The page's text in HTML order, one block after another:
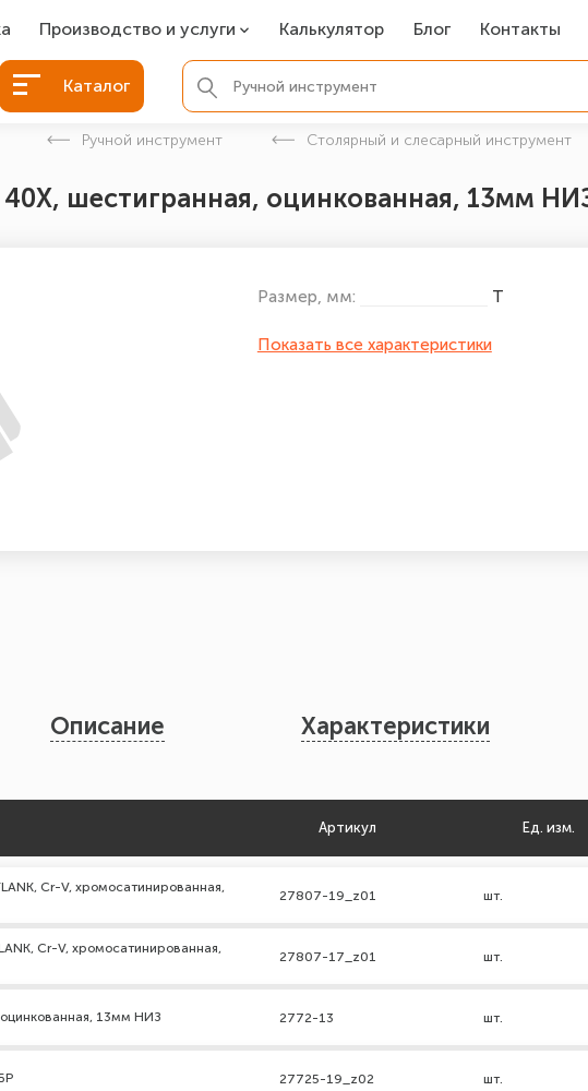
Производство и услуги
Болты БСР
Болты для фундамента
Закладные детали
Калькулятор Блог Контакты
Каталог
Ручной инструмент Столярный и слесарный инструмент
40Х, шестигранная, оцинкованная, 13мм
Размер, мм: Т
Показать все характеристики
Описание Характеристики
Артикул Ед. изм.
Cr-V, хромосатинированная,
27807-19_z01 шт.
Cr-V, хромосатинированная,
27807-17_z01 шт.
13мм НИЗ 2772-13 шт.
27725-19_z02 шт.